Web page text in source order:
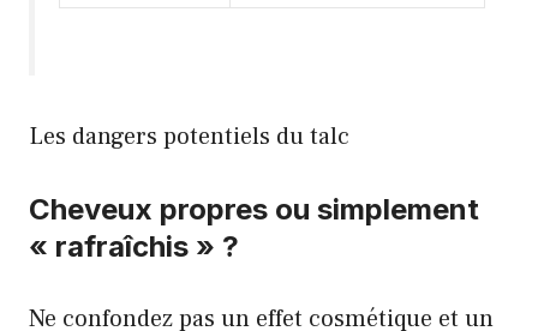
Les dangers potentiels du talc
Cheveux propres ou simplement
« rafraîchis » ?
Ne confondez pas un effet cosmétique et un